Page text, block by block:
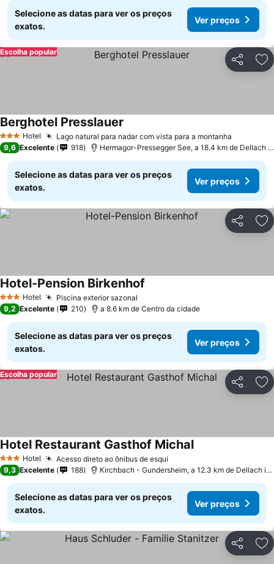
Selecione as datas para ver os preços
exatos.
Ver preços
Partilhar
Escolha popular
3 EstrelasHotel Lago natural para nadar com vista para a montanha
Berghotel Presslauer
9,6 Excelente 918 Hermagor-Pressegger See, a 18.4 km de Dellach im Drautal
Selecione as datas para ver os preços
exatos.
Ver preços
Partilhar
3 EstrelasHotel Piscina exterior sazonal
Hotel-Pension Birkenhof
9,2 Excelente 210 a 8.6 km de Centro da cidade
Selecione as datas para ver os preços
exatos.
Ver preços
Partilhar
Escolha popular
3 EstrelasHotel Acesso direto ao ônibus de esqui
Hotel Restaurant Gasthof Michal
9,3 Excelente 188 Kirchbach - Gundersheim, a 12.3 km de Dellach im Drautal
Selecione as datas para ver os preços
exatos.
Ver preços
Partilhar